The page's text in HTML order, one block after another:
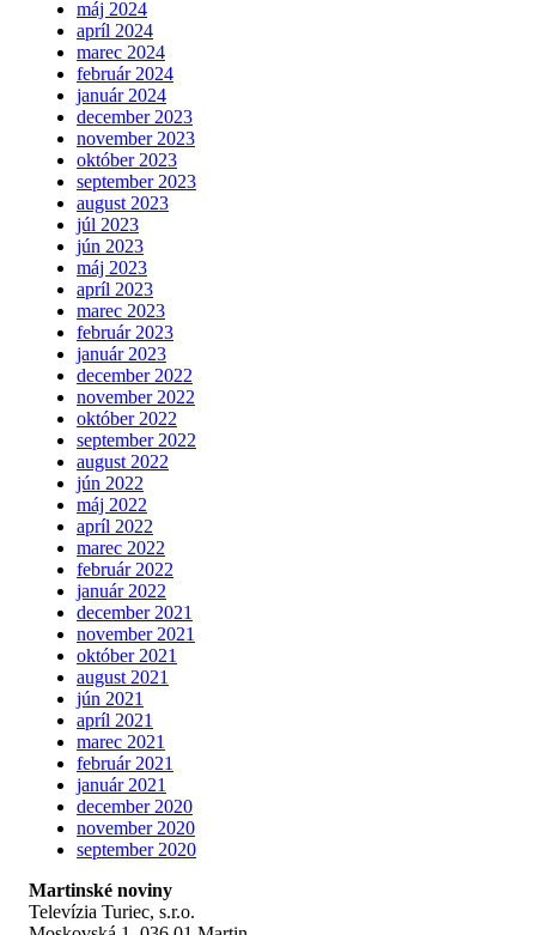
máj 2024
apríl 2024
marec 2024
február 2024
január 2024
december 2023
november 2023
október 2023
september 2023
august 2023
júl 2023
jún 2023
máj 2023
apríl 2023
marec 2023
február 2023
január 2023
december 2022
november 2022
október 2022
september 2022
august 2022
jún 2022
máj 2022
apríl 2022
marec 2022
február 2022
január 2022
december 2021
november 2021
október 2021
august 2021
jún 2021
apríl 2021
marec 2021
február 2021
január 2021
december 2020
november 2020
september 2020
Martinské noviny
Televízia Turiec, s.r.o.